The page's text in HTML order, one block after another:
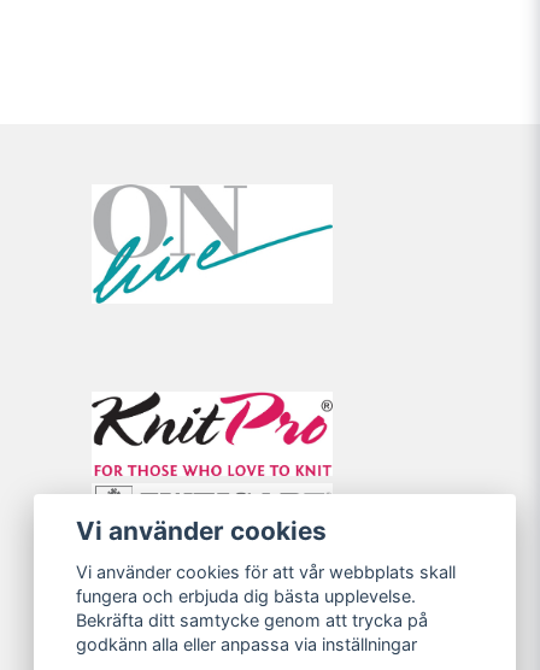
Vi använder cookies
Vi använder cookies för att vår webbplats skall
fungera och erbjuda dig bästa upplevelse.
Bekräfta ditt samtycke genom att trycka på
godkänn alla eller anpassa via inställningar